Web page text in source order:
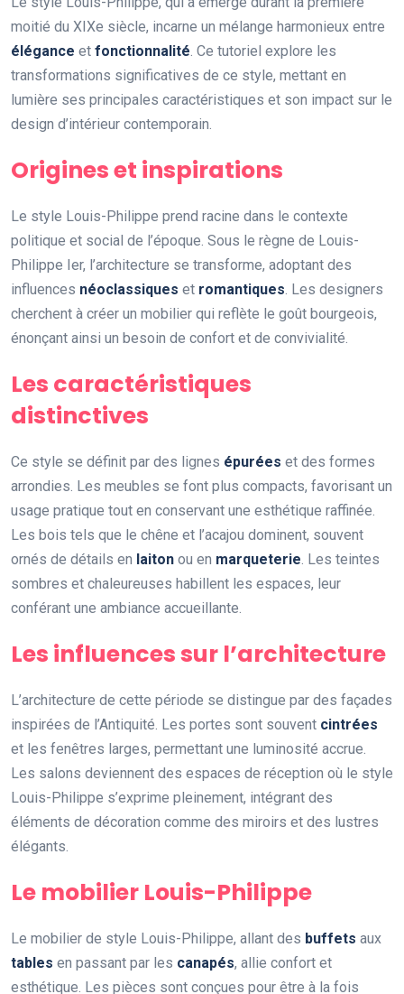
moitié du XIXe siècle, incarne un mélange harmonieux entre
élégance et fonctionnalité. Ce tutoriel explore les
transformations significatives de ce style, mettant en
lumière ses principales caractéristiques et son impact sur le
design d’intérieur contemporain.
Origines et inspirations
Le style Louis-Philippe prend racine dans le contexte
politique et social de l’époque. Sous le règne de Louis-
Philippe Ier, l’architecture se transforme, adoptant des
influences néoclassiques et romantiques. Les designers
cherchent à créer un mobilier qui reflète le goût bourgeois,
énonçant ainsi un besoin de confort et de convivialité.
Les caractéristiques
distinctives
Ce style se définit par des lignes épurées et des formes
arrondies. Les meubles se font plus compacts, favorisant un
usage pratique tout en conservant une esthétique raffinée.
Les bois tels que le chêne et l’acajou dominent, souvent
ornés de détails en laiton ou en marqueterie. Les teintes
sombres et chaleureuses habillent les espaces, leur
conférant une ambiance accueillante.
Les influences sur l’architecture
L’architecture de cette période se distingue par des façades
inspirées de l’Antiquité. Les portes sont souvent cintrées
et les fenêtres larges, permettant une luminosité accrue.
Les salons deviennent des espaces de réception où le style
Louis-Philippe s’exprime pleinement, intégrant des
éléments de décoration comme des miroirs et des lustres
élégants.
Le mobilier Louis-Philippe
Le mobilier de style Louis-Philippe, allant des buffets aux
tables en passant par les canapés, allie confort et
esthétique. Les pièces sont conçues pour être à la fois